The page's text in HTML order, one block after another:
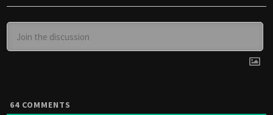
64 COMMENTS